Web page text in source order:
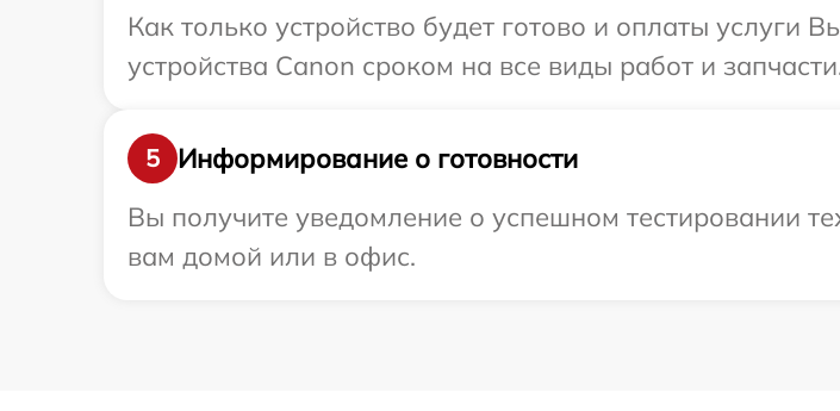
Как только устройство будет готово и оплаты
устройства Canon сроком на все виды работ и
5
Информирование о готовности
Вы получите уведомление о успешном тестировании
вам домой или в офис.